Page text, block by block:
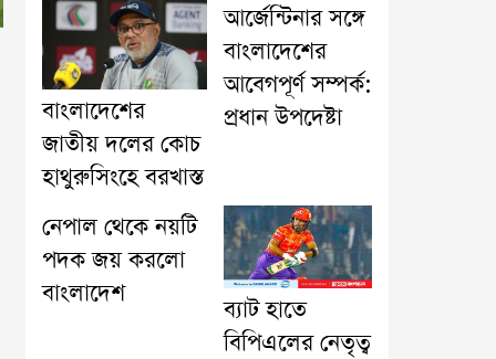
বাংলাদেশের
জাতীয় দলের কোচ
হাথুরুসিংহে বরখাস্ত
আর্জেন্টিনার সঙ্গে
বাংলাদেশের
আবেগপূর্ণ সম্পর্ক:
প্রধান উপদেষ্টা
নেপাল থেকে নয়টি
পদক জয় করলো
বাংলাদেশ
ব্যাট হাতে
বিপিএলের নেতৃত্ব